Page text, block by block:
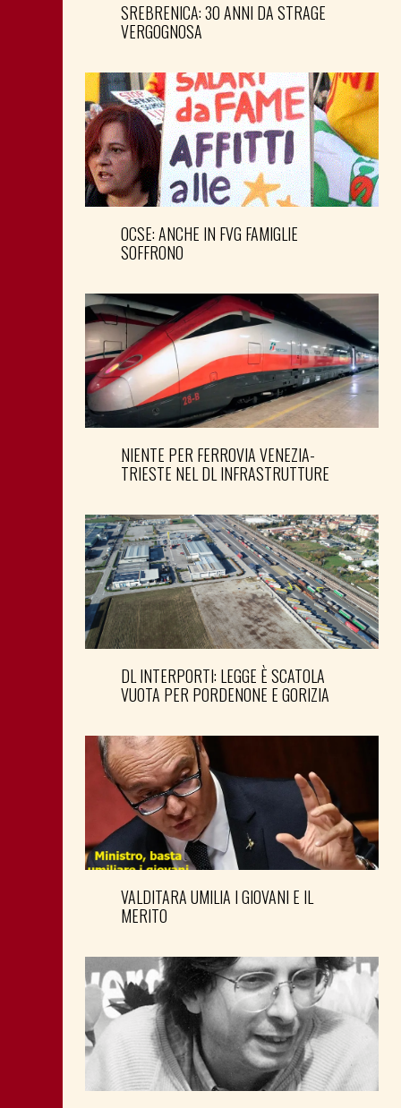
SREBRENICA: 30 ANNI DA STRAGE
VERGOGNOSA
OCSE: ANCHE IN FVG FAMIGLIE
SOFFRONO
NIENTE PER FERROVIA VENEZIA-
TRIESTE NEL DL INFRASTRUTTURE
DL INTERPORTI: LEGGE È SCATOLA
VUOTA PER PORDENONE E GORIZIA
VALDITARA UMILIA I GIOVANI E IL
MERITO